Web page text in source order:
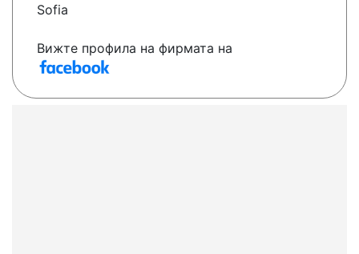
Sofia
Вижте профила на фирмата на